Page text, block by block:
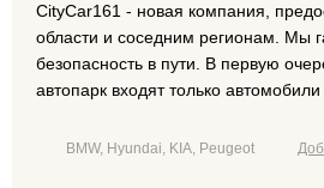
CityCar161 - новая компания,
области и соседним регионам. Мы
безопасность в пути. В первую
автопарк входят только
BMW, Hyundai, KIA, Peugeot